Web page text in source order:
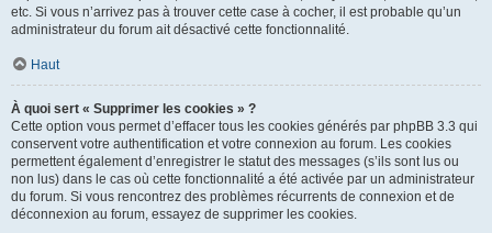
etc. Si vous n’arrivez pas à trouver cette case à cocher, il est probable qu’un
administrateur du forum ait désactivé cette fonctionnalité.
Haut
À quoi sert « Supprimer les cookies » ?
Cette option vous permet d’effacer tous les cookies générés par phpBB 3.3 qui
conservent votre authentification et votre connexion au forum. Les cookies
permettent également d’enregistrer le statut des messages (s’ils sont lus ou
non lus) dans le cas où cette fonctionnalité a été activée par un administrateur
du forum. Si vous rencontrez des problèmes récurrents de connexion et de
déconnexion au forum, essayez de supprimer les cookies.